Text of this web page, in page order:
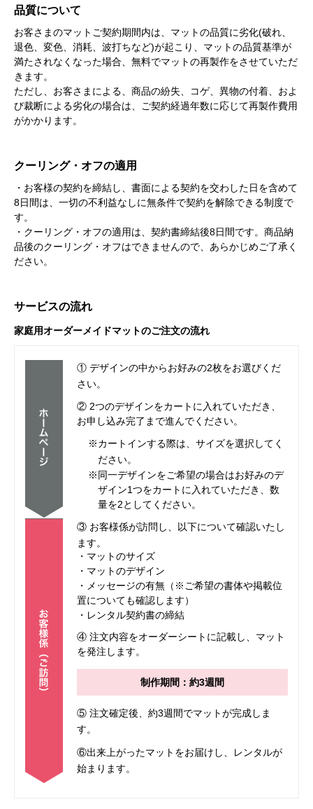
品質について
お客さまのマットご契約期間内は、マットの品質に劣化(破れ、
退色、変色、消耗、波打ちなど)が起こり、マットの品質基準が
満たされなくなった場合、無料でマットの再製作をさせていただ
きます。
ただし、お客さまによる、商品の紛失、コゲ、異物の付着、およ
び裁断による劣化の場合は、ご契約経過年数に応じて再製作費用
がかかります。
クーリング・オフの適用
・お客様の契約を締結し、書面による契約を交わした日を含めて
8日間は、一切の不利益なしに無条件で契約を解除できる制度で
す。
・クーリング・オフの適用は、契約書締結後8日間です。商品納
品後のクーリング・オフはできませんので、あらかじめご了承く
ださい。
サービスの流れ
家庭用オーダーメイドマットのご注文の流れ
① デザインの中からお好みの2枚をお選びくだ
さい。
② 2つのデザインをカートに入れていただき、
お申し込み完了まで進んでください。
※カートインする際は、サイズを選択してく
ださい。
※同一デザインをご希望の場合はお好みのデ
ザイン1つをカートに入れていただき、数
量を2としてください。
③ お客様係が訪問し、以下について確認いたし
ます。
・マットのサイズ
・マットのデザイン
・メッセージの有無（※ご希望の書体や掲載位
置についても確認します）
・レンタル契約書の締結
④ 注文内容をオーダーシートに記載し、マット
を発注します。
制作期間：約3週間
⑤ 注文確定後、約3週間でマットが完成しま
す。
⑥出来上がったマットをお届けし、レンタルが
始まります。